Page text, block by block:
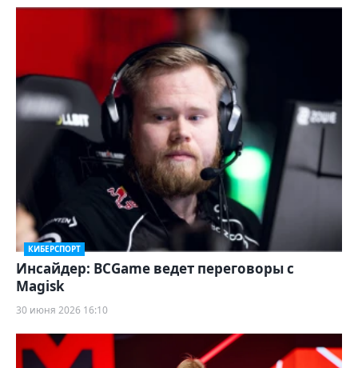
КИБЕРСПОРТ
Инсайдер: BCGame ведет переговоры с
Magisk
30 июня 2026 16:10